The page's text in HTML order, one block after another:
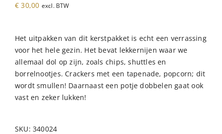
€ 30,00 excl. BTW
Het uitpakken van dit kerstpakket is echt een verrassing
voor het hele gezin. Het bevat lekkernijen waar we
allemaal dol op zijn, zoals chips, shuttles en
borrelnootjes. Crackers met een tapenade, popcorn; dit
wordt smullen! Daarnaast een potje dobbelen gaat ook
vast en zeker lukken!
SKU:340024